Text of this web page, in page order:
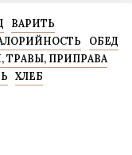
ВАРИТЬ
ОБЕД
ТРАВЫ, ПРИПРАВА
ХЛЕБ